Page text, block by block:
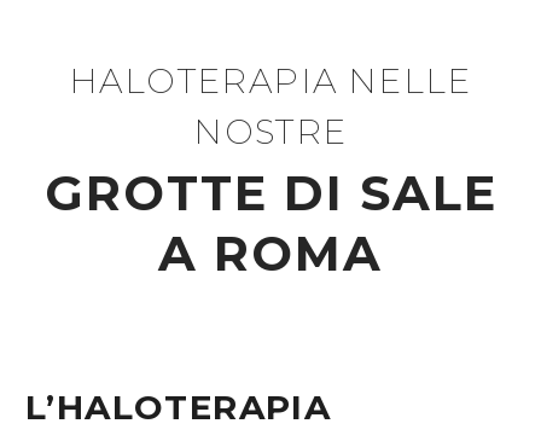
HALOTERAPIA NELLE
NOSTRE
GROTTE DI SALE
A ROMA
L’HALOTERAPIA